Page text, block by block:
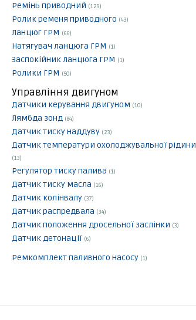
Ремінь приводний (129)
Ролик ременя приводного (43)
Ланцюг ГРМ (66)
Натягувач ланцюга ГРМ (1)
Заспокійник ланцюга ГРМ (1)
Ролики ГРМ (50)
Управління двигуном
Датчики керування двигуном (10)
Лямбда зонд (84)
Датчик тиску наддуву (23)
Датчик температури охолоджувальної рідини
(13)
Регулятор тиску палива (1)
Датчик тиску масла (16)
Датчик колінвалу (37)
Датчик распредвала (34)
Датчик положення дросельної заслінки (3)
Датчик детонації (6)
Ремкомплект паливного насосу (1)